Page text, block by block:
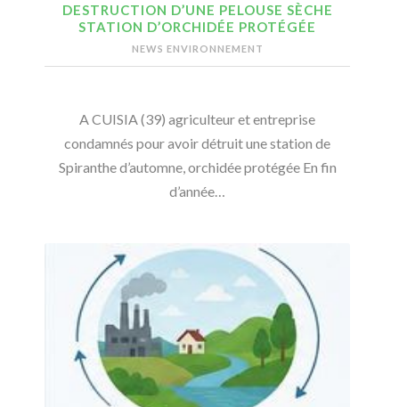
DESTRUCTION D’UNE PELOUSE SÈCHE
STATION D’ORCHIDÉE PROTÉGÉE
NEWS ENVIRONNEMENT
A CUISIA (39) agriculteur et entreprise
condamnés pour avoir détruit une station de
Spiranthe d’automne, orchidée protégée En fin
d’année…